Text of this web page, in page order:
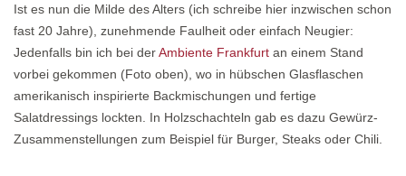
Ist es nun die Milde des Alters (ich schreibe hier inzwischen schon
fast 20 Jahre), zunehmende Faulheit oder einfach Neugier:
Jedenfalls bin ich bei derAmbiente Frankfurt an einem Stand
vorbei gekommen (Foto oben), wo in hübschen Glasflaschen
amerikanisch inspirierte Backmischungen und fertige
Salatdressings lockten. In Holzschachteln gab es dazu Gewürz-
Zusammenstellungen zum Beispiel für Burger, Steaks oder Chili.